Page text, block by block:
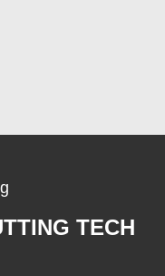
TECH